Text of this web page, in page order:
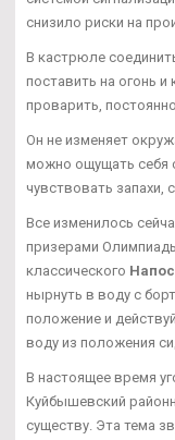
снизило риски на
В кастрюле
поставить на огонь и
проварить,
Он не изменяет
можно ощущать себя
чувствовать запахи,
Все изменилось
призерами
классического
нырнуть в воду с
положение и
воду из положения
В настоящее время
Куйбышевский
существу. Эта тема